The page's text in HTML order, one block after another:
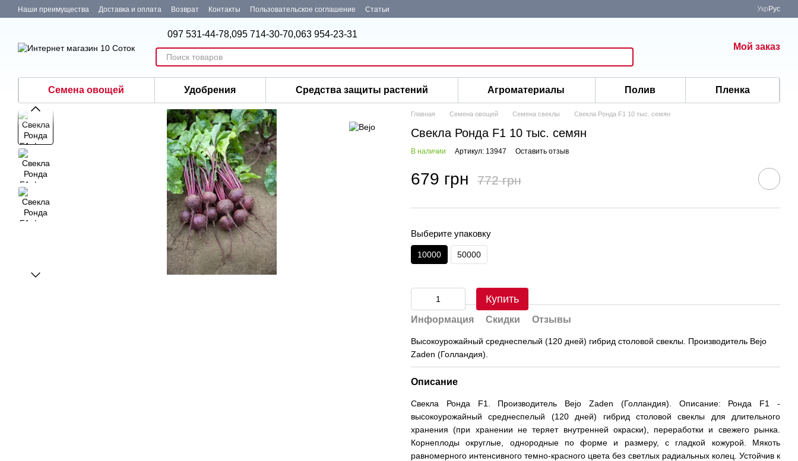
Перейти к основному контенту
Наши преимущества Доставка и оплата Возврат Контакты Пользовательское соглашение Статьи Укр Рус
097 531-44-78,095 714-30-70,063 954-23-31
Мой заказ
Семена овощей Удобрения Средства защиты растений Агроматериалы Полив Пленка
Главная Семена овощей Семена свеклы Свекла Ронда F1 10 тыс. семян
Свекла Ронда F1 10 тыс. семян
В наличии Артикул: 13947 Оставить отзыв
679 грн 772 грн
Выберите упаковку
10000 50000
Купить
Информация Скидки Отзывы
Высокоурожайный среднеспелый (120 дней) гибрид столовой свеклы. Производитель Bejo
Zaden (Голландия).
Описание
Свекла Ронда F1. Производитель Bejo Zaden (Голландия). Описание: Ронда F1 -
высокоурожайный среднеспелый (120 дней) гибрид столовой свеклы для длительного
хранения (при хранении не теряет внутренней окраски), переработки и свежего рынка.
Корнеплоды округлые, однородные по форме и размеру, с гладкой кожурой. Мякоть
равномерного интенсивного темно-красного цвета без светлых радиальных колец. Устойчив к